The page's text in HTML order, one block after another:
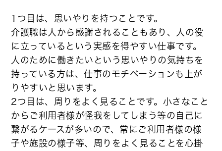
1つ目は、思いやりを持つことです。
介護職は人から感謝されることもあり、人の役
に立っているという実感を得やすい仕事です。
人のために働きたいという思いやりの気持ちを
持っている方は、仕事のモチベーションも上が
りやすいと思います。
2つ目は、周りをよく見ることです。小さなこと
からご利用者様が怪我をしてしまう等の自己に
繋がるケースが多いので、常にご利用者様の様
子や施設の様子等、周りをよく見ることを心掛